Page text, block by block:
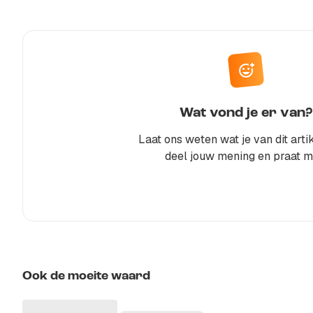
Wat vond je er van?
Laat ons weten wat je van dit
deel jouw mening en praat
Ook de moeite waard